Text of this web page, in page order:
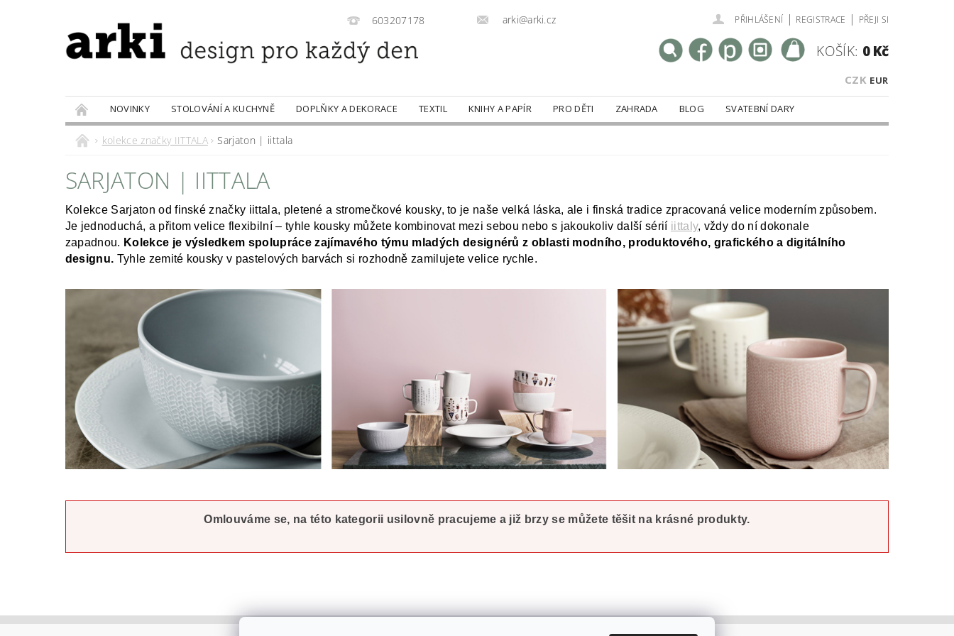
603207178 arki@arki.cz PŘIHLÁŠENÍ | REGISTRACE | PŘEJI SI
CZK EUR
KOŠÍK: 0 Kč
NOVINKY STOLOVÁNÍ A KUCHYNĚ DOPLŇKY A DEKORACE TEXTIL KNIHY A PAPÍR PRO DĚTI ZAHRADA BLOG
SVATEBNÍ DARY
PRODÁVANÉ ZNAČKY
DOBROTY
kolekce značky IITTALA Sarjaton | iittala
SARJATON | IITTALA
Kolekce Sarjaton od finské značky iittala, pletené a stromečkové kousky, to je naše velká láska, ale i finská tradice zpracovaná velice moderním způsobem.
Je jednoduchá, a přitom velice flexibilní – tyhle kousky můžete kombinovat mezi sebou nebo s jakoukoliv další sérií iittaly, vždy do ní dokonale
zapadnou. Kolekce je výsledkem spolupráce zajímavého týmu mladých designérů z oblasti modního, produktového, grafického a digitálního
designu. Tyhle zemité kousky v pastelových barvách si rozhodně zamilujete velice rychle.
Omlouváme se, na této kategorii usilovně pracujeme a již brzy se můžete těšit na krásné produkty.